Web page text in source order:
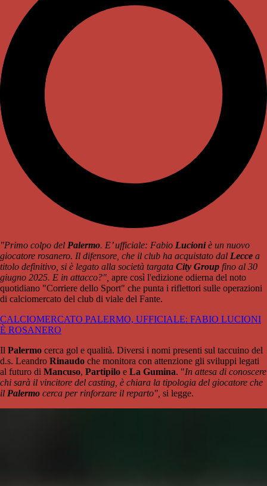
"Primo colpo del Palermo. E’ ufficiale: Fabio Lucioniè un nuovo
giocatore rosanero. Il difensore, che il club ha acquistato dal Lecce a
titolo definitivo, si è legato alla società targata City Group fino al 30
giugno 2025. E in attacco?", apre così l'edizione odierna del noto
quotidiano "Corriere dello Sport" che punta i riflettori sulle operazioni
di calciomercato del club di viale del Fante.
CALCIOMERCATO PALERMO, UFFICIALE: FABIO LUCIONI
È ROSANERO
Il Palermo cerca gol e qualità. Diversi i nomi presenti sul taccuino del
d.s. Leandro Rinaudo che monitora con attenzione gli sviluppi legati
al futuro di Mancuso, Partipilo e La Gumina. "In attesa di conoscere
chi sarà il vincitore del casting, è chiara la tipologia del giocatore che
il Palermo cerca per rinforzare il reparto", si legge.